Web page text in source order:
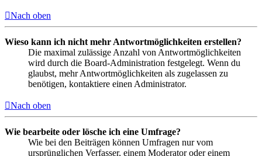
Nach oben
Wieso kann ich nicht mehr Antwortmöglichkeiten erstellen?
Die maximal zulässige Anzahl von Antwortmöglichkeiten
wird durch die Board-Administration festgelegt. Wenn du
glaubst, mehr Antwortmöglichkeiten als zugelassen zu
benötigen, kontaktiere einen Administrator.
Nach oben
Wie bearbeite oder lösche ich eine Umfrage?
Wie bei den Beiträgen können Umfragen nur vom
ursprünglichen Verfasser, einem Moderator oder einem